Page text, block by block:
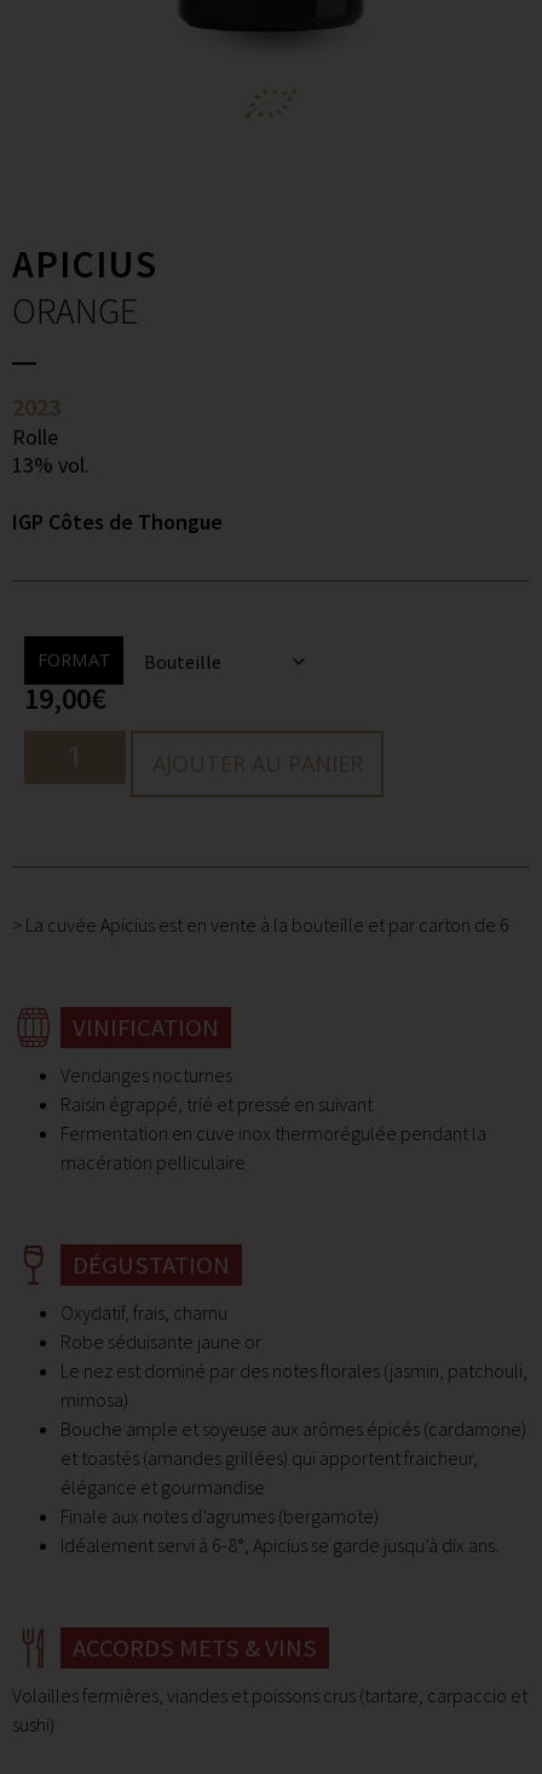
APICIUS
ORANGE
2023
Rolle
13% vol.
IGP Côtes de Thongue
FORMAT
19,00€
AJOUTER AU PANIER
> La cuvée Apicius est en vente à la bouteille et par carton de 6
VINIFICATION
Vendanges nocturnes
Raisin égrappé, trié et pressé en suivant
Fermentation en cuve inox thermorégulée pendant la
macération pelliculaire
DÉGUSTATION
Oxydatif, frais, charnu
Robe séduisante jaune or
Le nez est dominé par des notes florales (jasmin, patchouli,
mimosa)
Bouche ample et soyeuse aux arômes épicés (cardamone)
et toastés (amandes grillées) qui apportent fraicheur,
élégance et gourmandise
Finale aux notes d’agrumes (bergamote)
Idéalement servi à 6-8°, Apicius se garde jusqu’à dix ans.
ACCORDS METS & VINS
Volailles fermières, viandes et poissons crus (tartare, carpaccio et
sushi)